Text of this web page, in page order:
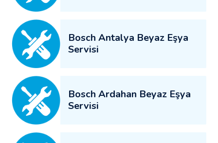
Bosch Antalya Beyaz Eşya
Servisi
Bosch Ardahan Beyaz Eşya
Servisi